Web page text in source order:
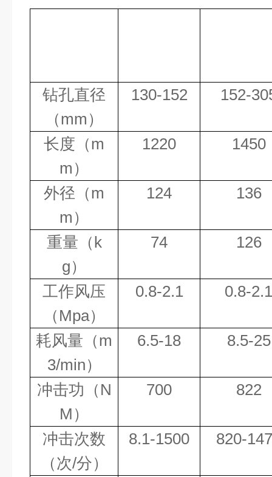
钻孔直径
（mm ）
130-152 152-
长度（m
m ）
1220 1450
外径（m
m ）
124 136
重量（k
g）
74 126
工作风压
（ Mpa）
0.8-2.1 0.8-2.1
耗风量（m
3/min）
6.5-18 8.5-25
冲击功（ N
M ）
700 822
冲击次数
（次/分）
8.1-1500 820-